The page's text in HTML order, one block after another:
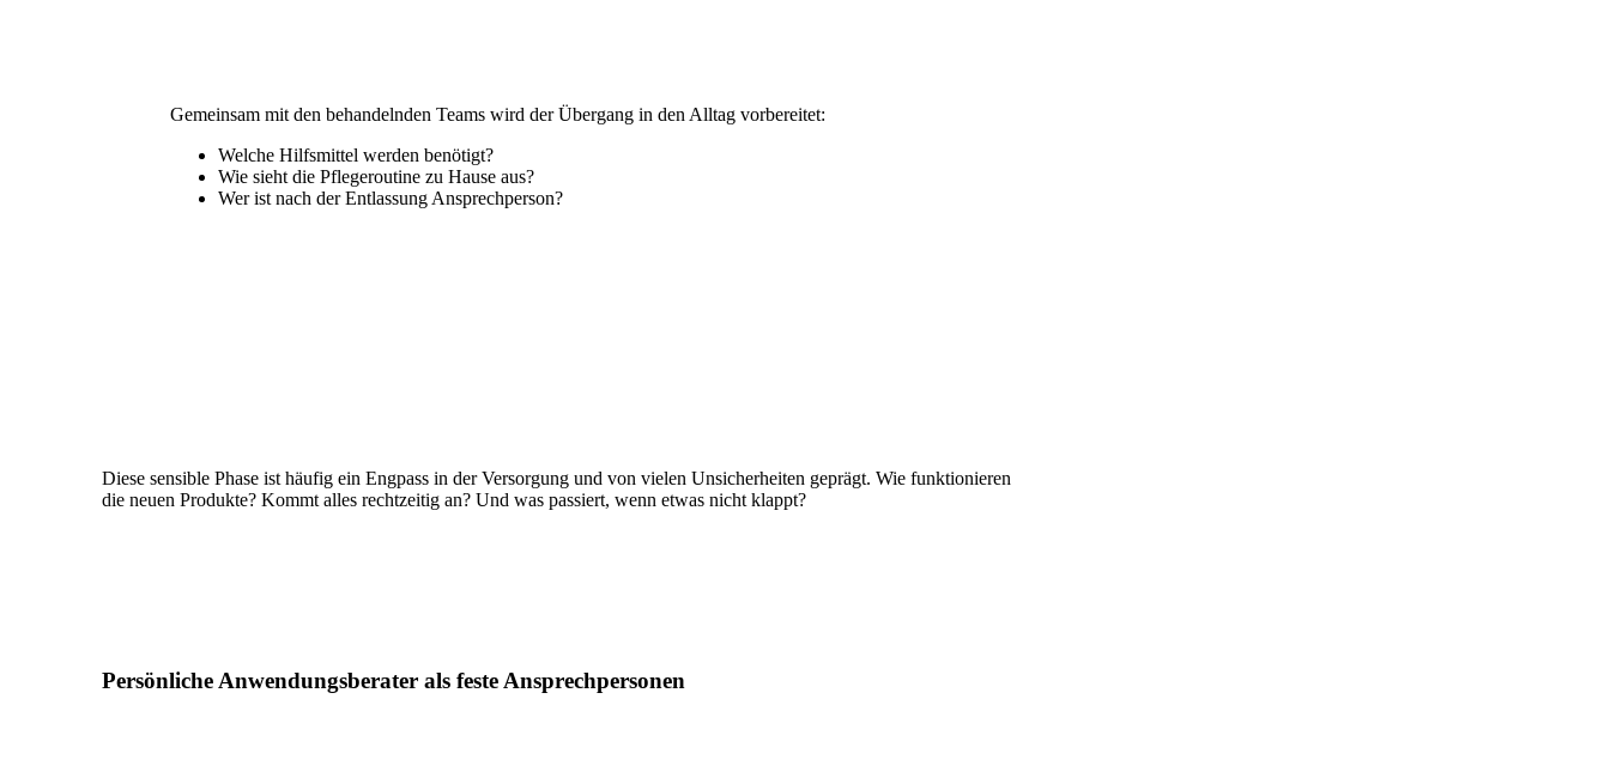
Gemeinsam mit den behandelnden Teams wird der Übergang in den Alltag vorbereitet:
Welche Hilfsmittel werden benötigt?
Wie sieht die Pflegeroutine zu Hause aus?
Wer ist nach der Entlassung Ansprechperson?
Diese sensible Phase ist häufig ein Engpass in der Versorgung und von vielen Unsicherheiten geprägt. Wie funktionieren
die neuen Produkte? Kommt alles rechtzeitig an? Und was passiert, wenn etwas nicht klappt?
Persönliche Anwendungsberater als feste Ansprechpersonen